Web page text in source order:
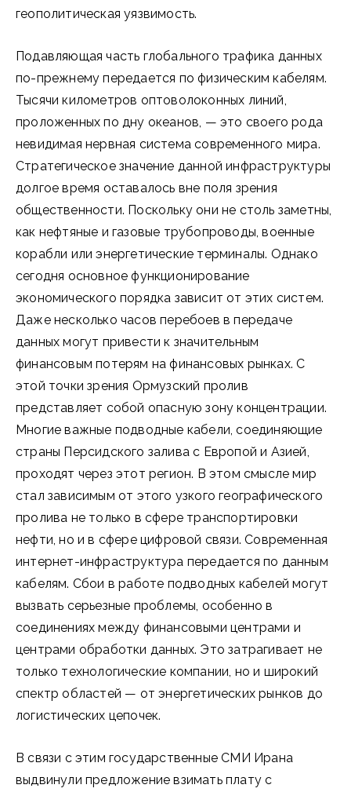
геополитическая уязвимость.
Подавляющая часть глобального трафика данных
по-прежнему передается по физическим кабелям.
Тысячи километров оптоволоконных линий,
проложенных по дну океанов, — это своего рода
невидимая нервная система современного мира.
Стратегическое значение данной инфраструктуры
долгое время оставалось вне поля зрения
общественности. Поскольку они не столь заметны,
как нефтяные и газовые трубопроводы, военные
корабли или энергетические терминалы. Однако
сегодня основное функционирование
экономического порядка зависит от этих систем.
Даже несколько часов перебоев в передаче
данных могут привести к значительным
финансовым потерям на финансовых рынках. С
этой точки зрения Ормузский пролив
представляет собой опасную зону концентрации.
Многие важные подводные кабели, соединяющие
страны Персидского залива с Европой и Азией,
проходят через этот регион. В этом смысле мир
стал зависимым от этого узкого географического
пролива не только в сфере транспортировки
нефти, но и в сфере цифровой связи. Современная
интернет-инфраструктура передается по данным
кабелям. Сбои в работе подводных кабелей могут
вызвать серьезные проблемы, особенно в
соединениях между финансовыми центрами и
центрами обработки данных. Это затрагивает не
только технологические компании, но и широкий
спектр областей — от энергетических рынков до
логистических цепочек.
В связи с этим государственные СМИ Ирана
выдвинули предложение взимать плату с